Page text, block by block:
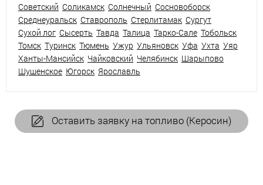
Советский Соликамск Солнечный Сосновоборск
Среднеуральск Ставрополь Стерлитамак Сургут
Сухой лог Сысерть Тавда Талица Тарко-Сале Тобольск
Томск Туринск Тюмень Ужур Ульяновск Уфа Ухта Уяр
Ханты-Мансийск Чайковский Челябинск Шарыпово
Шушенское Югорск Ярославль
Оставить заявку на топливо (Керосин)